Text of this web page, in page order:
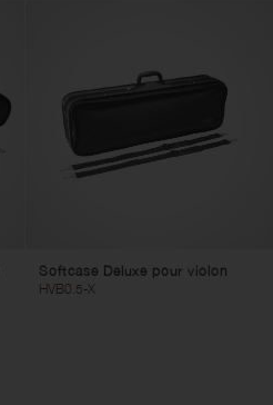
Softcase Deluxe pour violon
HVB0.5-X